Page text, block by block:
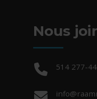
Nous
514 277-